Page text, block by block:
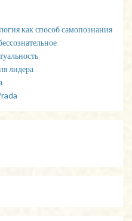
как способ самопознания
лидера